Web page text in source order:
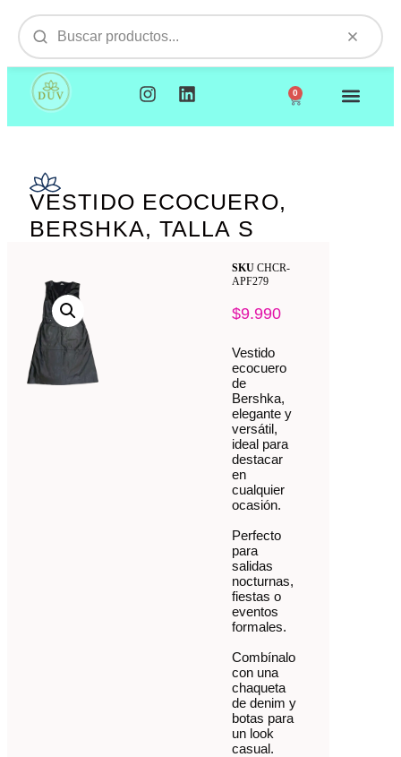
0
VESTIDO ECOCUERO,
BERSHKA, TALLA S
SKUCHCR-
APF279
$9.990
Vestido
ecocuero
de
Bershka,
elegante y
versátil,
ideal para
destacar
en
cualquier
ocasión.
Perfecto
para
salidas
nocturnas,
fiestas o
eventos
formales.
Combínalo
con una
chaqueta
de denim y
botas para
un look
casual.